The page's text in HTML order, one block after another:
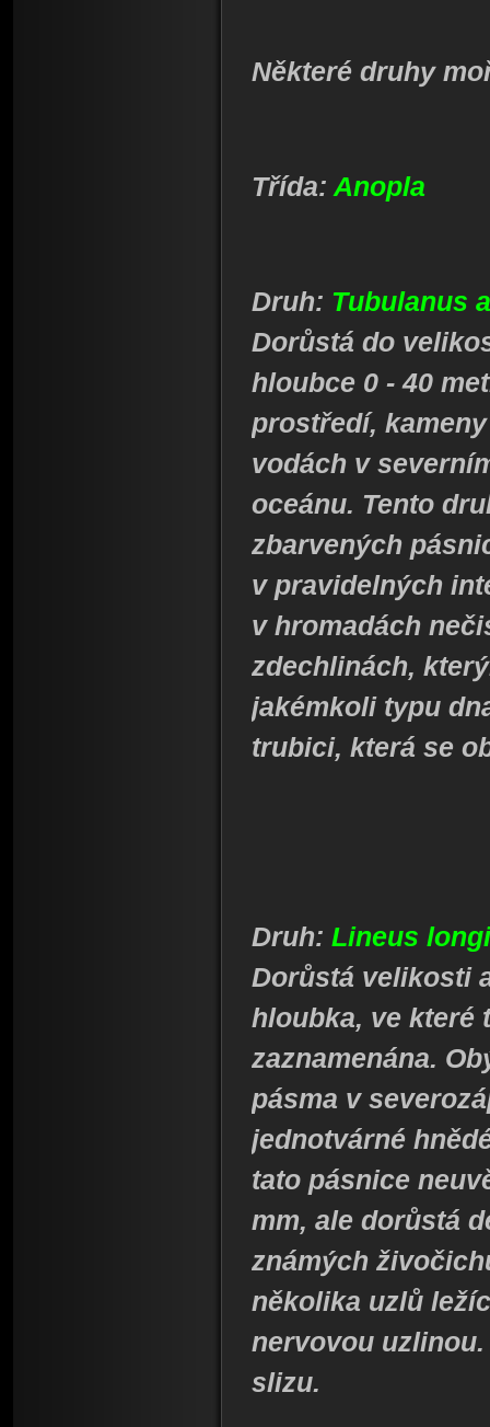
Některé druhy
Třída: Anopla
Druh: Tubulanus
Dorůstá do
hloubce 0 - 40
prostředí,
vodách v
oceánu. Tento
zbarvených
v pravidelných
v hromadách
zdechlinách,
jakémkoli typu
trubici, která se
Druh: Lineus
Dorůstá velikosti
hloubka, ve které
zaznamenána.
pásma v
jednotvárné
tato pásnice
mm, ale dorůstá
známých
několika uzlů
nervovou
slizu.